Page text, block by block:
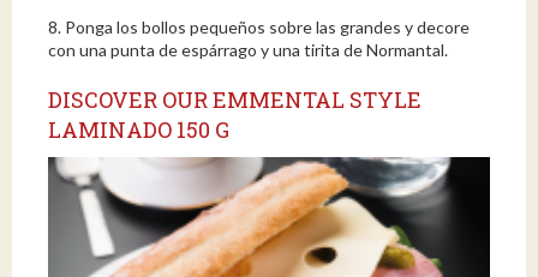
8. Ponga los bollos pequeños sobre las grandes y decore
con una punta de espárrago y una tirita de Normantal.
DISCOVER OUR EMMENTAL STYLE
LAMINADO 150 G